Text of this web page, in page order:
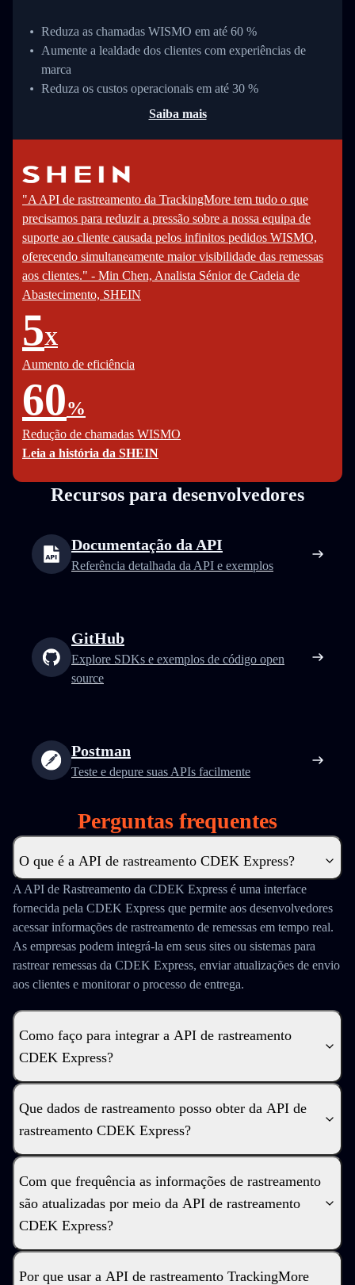
Reduza as chamadas WISMO em até 60 %
Aumente a lealdade dos clientes com experiências de
marca
Reduza os custos operacionais em até 30 %
Saiba mais
"A API de rastreamento da TrackingMore tem tudo o que
precisamos para reduzir a pressão sobre a nossa equipa de
suporte ao cliente causada pelos infinitos pedidos WISMO,
oferecendo simultaneamente maior visibilidade das remessas
aos clientes." - Min Chen, Analista Sénior de Cadeia de
Abastecimento, SHEIN
5X
Aumento de eficiência
60%
Redução de chamadas WISMO
Leia a história da SHEIN
Recursos para desenvolvedores
Documentação da API
Referência detalhada da API e exemplos
GitHub
Explore SDKs e exemplos de código open
source
Postman
Teste e depure suas APIs facilmente
Perguntas frequentes
O que é a API de rastreamento CDEK Express?
A API de Rastreamento da CDEK Express é uma interface
fornecida pela CDEK Express que permite aos desenvolvedores
acessar informações de rastreamento de remessas em tempo real.
As empresas podem integrá-la em seus sites ou sistemas para
rastrear remessas da CDEK Express, enviar atualizações de envio
aos clientes e monitorar o processo de entrega.
Como faço para integrar a API de rastreamento
CDEK Express?
Que dados de rastreamento posso obter da API de
rastreamento CDEK Express?
Com que frequência as informações de rastreamento
são atualizadas por meio da API de rastreamento
CDEK Express?
Por que usar a API de rastreamento TrackingMore